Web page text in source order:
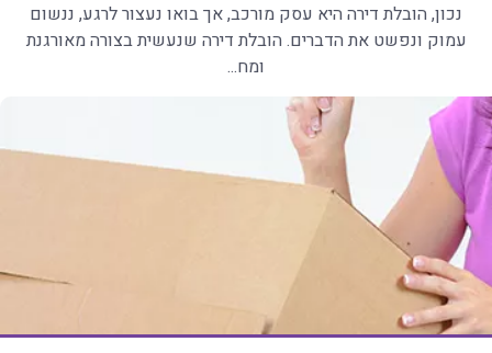
נכון, הובלת דירה היא עסק מורכב, אך בואו נעצור לרגע, ננשום
עמוק ונפשט את הדברים. הובלת דירה שנעשית בצורה מאורגנת
ומח...